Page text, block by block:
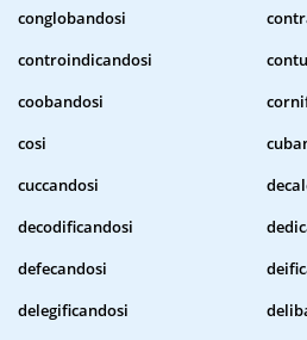
conglobandosi
controindicandosi
coobandosi
cosi
cuccandosi
decodificandosi
defecandosi
delegificandosi